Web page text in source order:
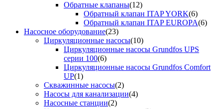
Обратные клапаны(12)
Обратный клапан ITAP YORK(6)
Обратный клапан ITAP EUROPA(6)
Насосное оборудование(23)
Циркуляционные насосы(10)
Циркуляционные насосы Grundfos UPS
серии 100(6)
Циркуляционные насосы Grundfos Comfort
UP(1)
Скважинные насосы(2)
Насосы для канализации(4)
Насосные станции(2)